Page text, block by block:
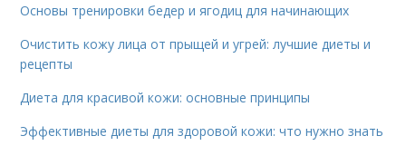
Основы тренировки бедер и ягодиц для начинающих
Очистить кожу лица от прыщей и угрей: лучшие диеты и
рецепты
Диета для красивой кожи: основные принципы
Эффективные диеты для здоровой кожи: что нужно знать